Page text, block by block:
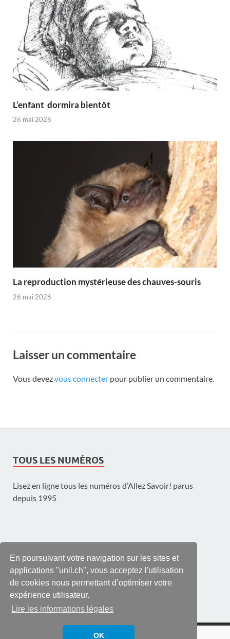
En poursuivant votre navigation sur les sites et
applications "unil.ch", vous acceptez l'utilisation
de cookies nous permettant d’optimiser votre
expérience utilisateur.
Lire les informations légales
OK
L’enfant dormira bientôt
26 mai 2026
La reproduction mystérieuse des chauves-souris
26 mai 2026
Laisser un commentaire
Vous devezvous connecter pour publier un commentaire.
TOUS LES NUMÉROS
Lisez en ligne tous les numéros d’Allez Savoir! parus
depuis 1995
© UNIL | Université de Lausanne